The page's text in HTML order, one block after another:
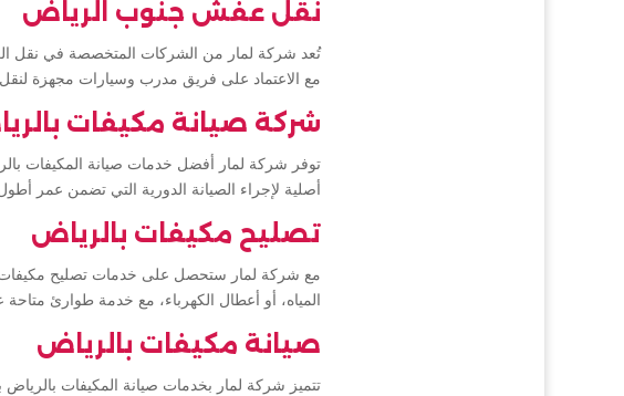
نقل عفش جنوب الرياض
تُعد شركة لمار من الشركات المتخصصة في نقل
مع الاعتماد على فريق مدرب وسيارات مجهزة
شركة صيانة مكيفات
توفر شركة لمار أفضل خدمات صيانة المكيفات
أصلية لإجراء الصيانة الدورية التي تضمن عمر
تصليح مكيفات بالرياض
مع شركة لمار ستحصل على خدمات تصليح مكيفات
المياه، أو أعطال الكهرباء، مع خدمة طوارئ
صيانة مكيفات بالرياض
تتميز شركة لمار بخدمات صيانة المكيفات